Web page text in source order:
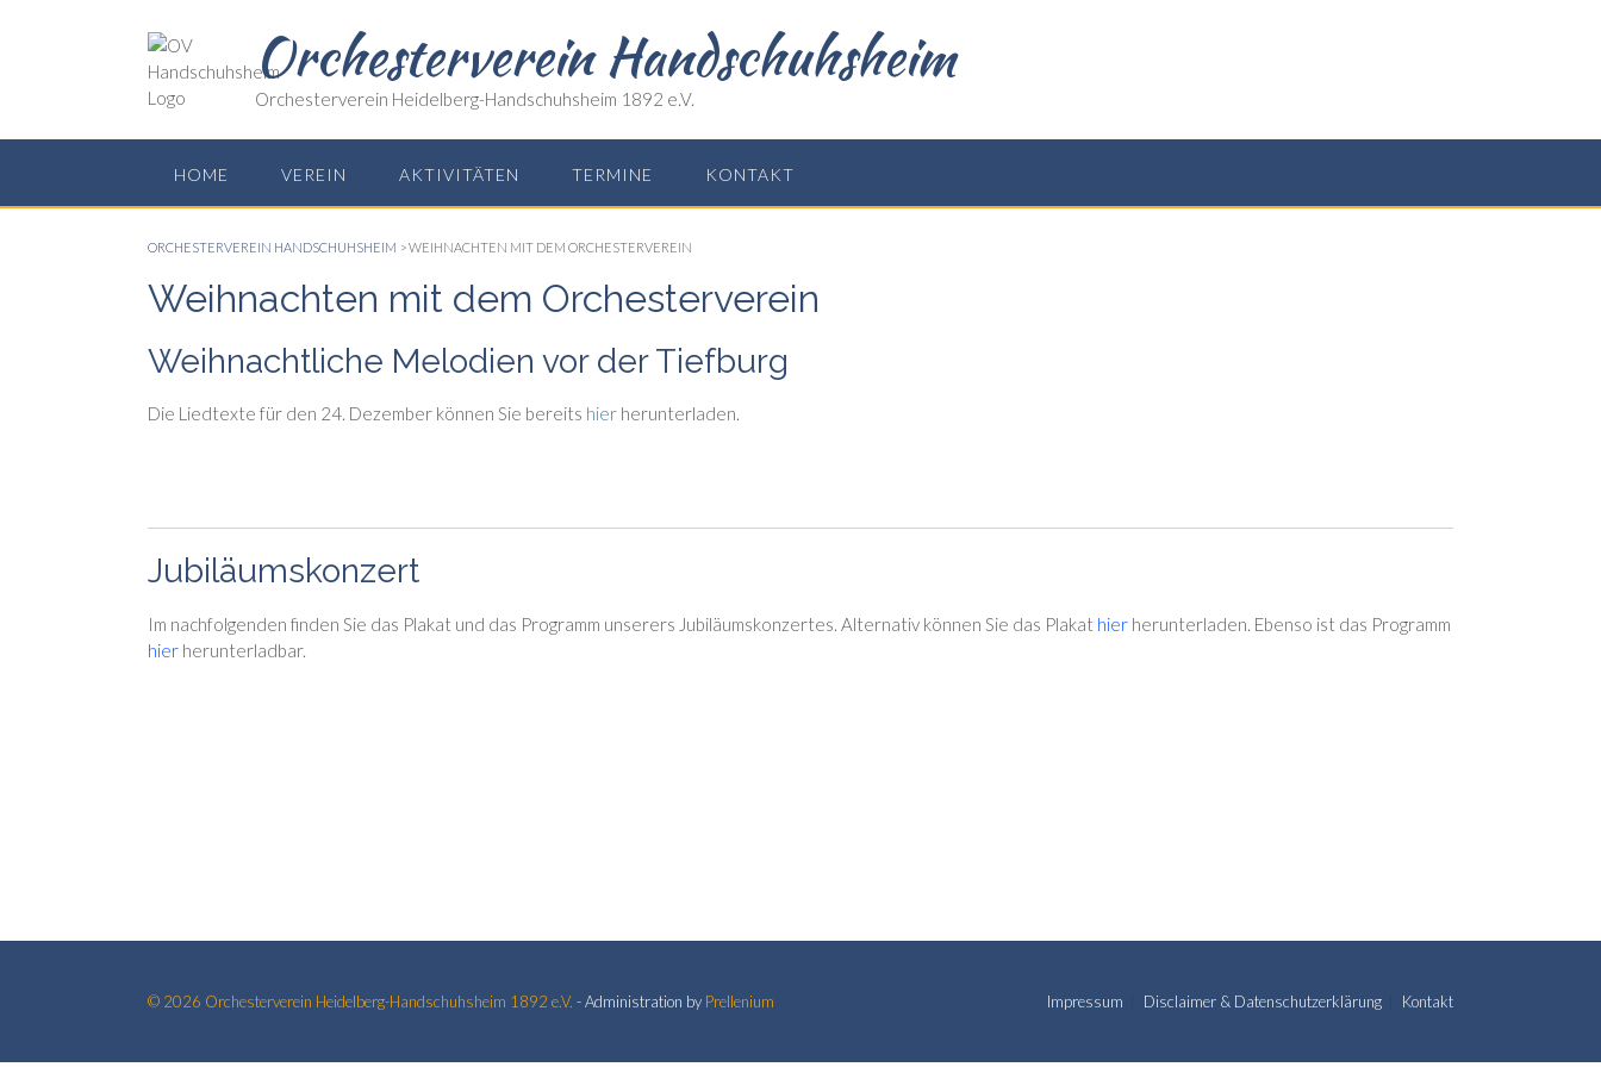
Orchesterverein Handschuhsheim
Orchesterverein Heidelberg-Handschuhsheim 1892 e.V.
HOME VEREIN AKTIVITÄTEN TERMINE KONTAKT
ORCHESTERVEREIN HANDSCHUHSHEIM >WEIHNACHTEN MIT DEM ORCHESTERVEREIN
Weihnachten mit dem Orchesterverein
Weihnachtliche Melodien vor der Tiefburg
Die Liedtexte für den 24. Dezember können Sie bereits hier herunterladen.
Jubiläumskonzert
Im nachfolgenden finden Sie das Plakat und das Programm unserers Jubiläumskonzertes. Alternativ können Sie das Plakat hier herunterladen. Ebenso ist das Programm
hier herunterladbar.
© 2026 Orchesterverein Heidelberg-Handschuhsheim 1892 e.V. - Administration by Prellenium Impressum Disclaimer & Datenschutzerklärung Kontakt